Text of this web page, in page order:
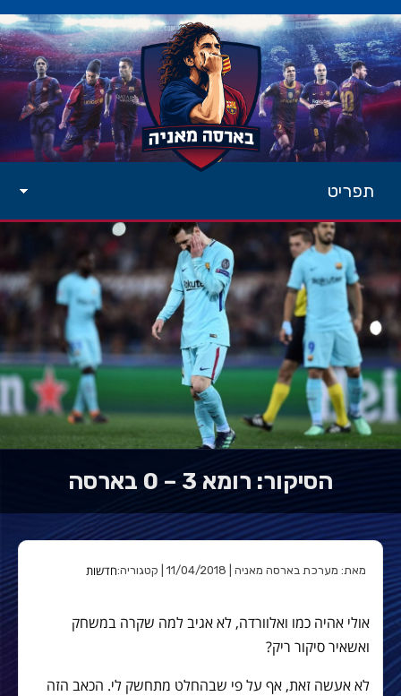
תפריט
הסיקור: רומא 3 – 0 בארסה
מאת: מערכת בארסה מאניה | 11/04/2018 | קטגוריה: חדשות
אולי אהיה כמו ואלוורדה, לא אגיב למה שקרה במשחק
ואשאיר סיקור ריק?
לא אעשה זאת, אף על פי שבהחלט מתחשק לי. הכאב הזה